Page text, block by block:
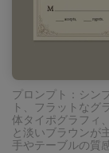
プロンプト：シン
ト、フラットなグ
体タイポグラフィ
と淡いブラウンが
手やテーブルの質